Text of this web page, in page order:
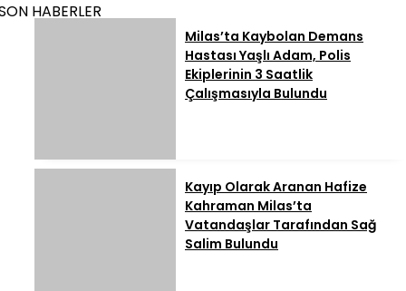
HABERLER
Milas’ta Kaybolan Demans
Hastası Yaşlı Adam, Polis
Ekiplerinin 3 Saatlik
Çalışmasıyla Bulundu
Kayıp Olarak Aranan Hafize
Kahraman Milas’ta
Vatandaşlar Tarafından Sağ
Salim Bulundu